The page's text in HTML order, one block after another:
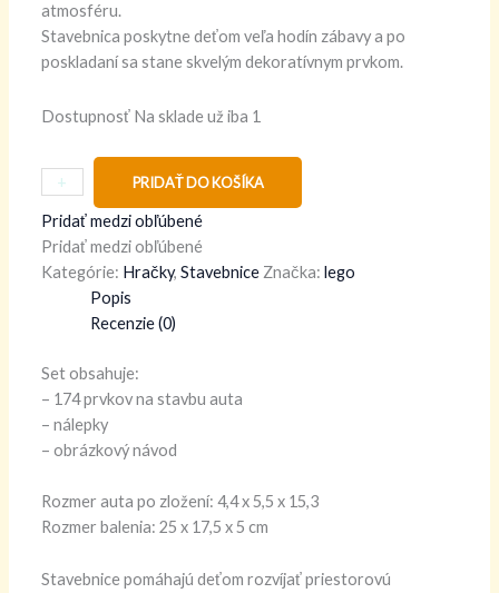
atmosféru.
Stavebnica poskytne deťom veľa hodín zábavy a po
poskladaní sa stane skvelým dekoratívnym prvkom.
Dostupnosť Na sklade už iba 1
-
+ PRIDAŤ DO KOŠÍKA
Pridať medzi obľúbené
Pridať medzi obľúbené
Kategórie: Hračky,Stavebnice Značka:lego
Popis
Recenzie (0)
Set obsahuje:
– 174 prvkov na stavbu auta
– nálepky
– obrázkový návod
Rozmer auta po zložení: 4,4 x 5,5 x 15,3
Rozmer balenia: 25 x 17,5 x 5 cm
Stavebnice pomáhajú deťom rozvíjať priestorovú